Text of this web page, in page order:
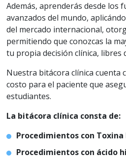
Además, aprenderás desde los
avanzados del mundo,
del mercado internacional,
permitiendo que conozcas la
tu propia decisión clínica, libres
Nuestra bitácora clínica cuenta
costo para el paciente que
estudiantes.
La bitácora clínica consta de:
Procedimientos con
Procedimientos con ácido